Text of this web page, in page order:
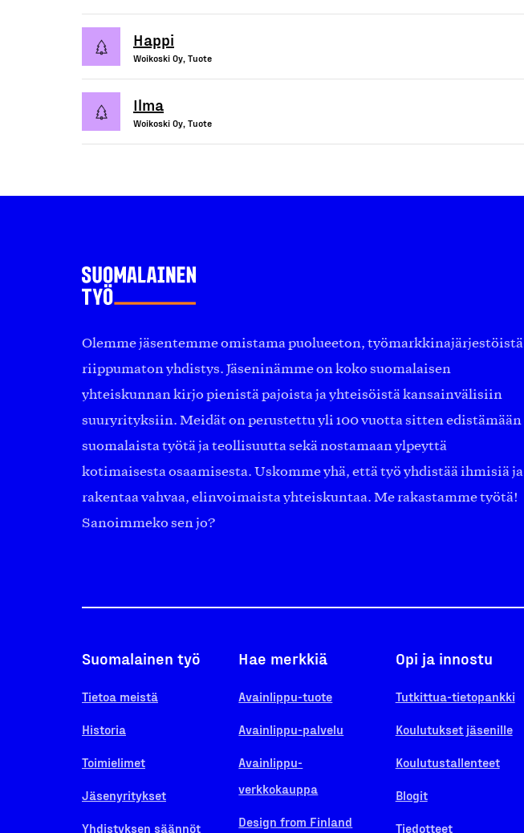
Happi
Woikoski Oy, Tuote
Ilma
Woikoski Oy, Tuote
Olemme jäsentemme omistama puolueeton, työmarkkinajärjestöistä
riippumaton yhdistys. Jäseninämme on koko suomalaisen
yhteiskunnan kirjo pienistä pajoista ja yhteisöistä kansainvälisiin
suuryrityksiin. Meidät on perustettu yli 100 vuotta sitten edistämään
suomalaista työtä ja teollisuutta sekä nostamaan ylpeyttä
kotimaisesta osaamisesta. Uskomme yhä, että työ yhdistää ihmisiä ja
rakentaa vahvaa, elinvoimaista yhteiskuntaa. Me rakastamme työtä!
Sanoimmeko sen jo?
Suomalainen työ
Tietoa meistä
Historia
Toimielimet
Jäsenyritykset
Yhdistyksen säännöt
Hae merkkiä
Avainlippu-tuote
Avainlippu-palvelu
Avainlippu-
verkkokauppa
Design from Finland
Opi ja innostu
Tutkittua-tietopankki
Koulutukset jäsenille
Koulutustallenteet
Blogit
Tiedotteet